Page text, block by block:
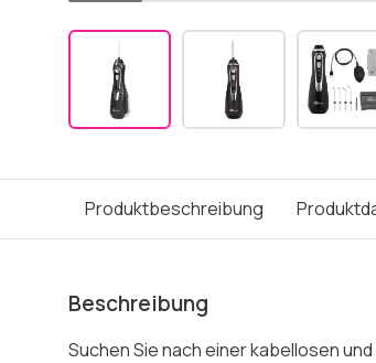
Produktbeschreibung
Beschreibung
Suchen Sie nach einer kabellosen